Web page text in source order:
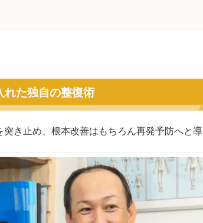
た独自の整復術
き止め、根本改善はもちろん再発予防へと導